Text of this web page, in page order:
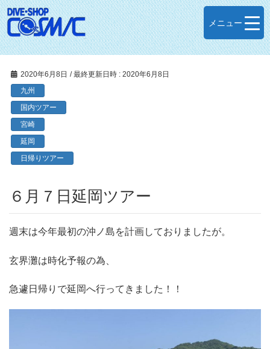
メニュー
2020年6月8日 / 最終更新日時 : 2020年6月8日
九州
国内ツアー
宮崎
延岡
日帰りツアー
６月７日延岡ツアー
週末は今年最初の沖ノ島を計画しておりましたが。
玄界灘は時化予報の為、
急遽日帰りで延岡へ行ってきました！！